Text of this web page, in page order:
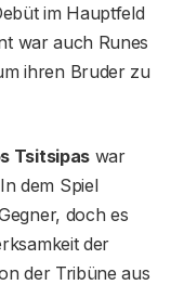
im Hauptfeld
war auch Runes
ihren Bruder zu
Tsitsipaswar
dem Spiel
doch es
der
der Tribüne aus